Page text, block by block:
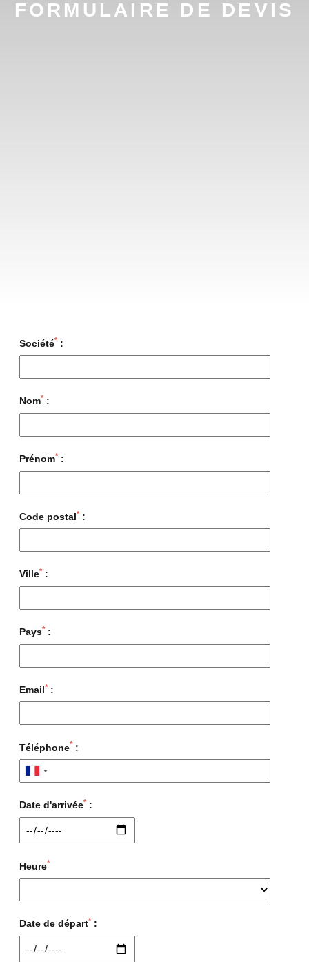
FORMULAIRE DE DEVIS
Société* :
Nom* :
Prénom* :
Code postal* :
Ville* :
Pays* :
Email* :
Téléphone* :
Date d'arrivée* :
Heure*
Date de départ* :